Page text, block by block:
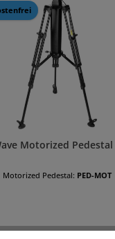
Motorized
Motorized Pedestal: PED-MOT